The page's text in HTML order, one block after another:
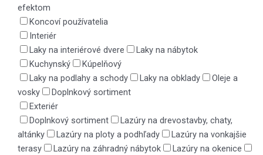
efektom
Koncoví používatelia
Interiér
Laky na interiérové dvere
Laky na nábytok
Kuchynský
Kúpelňový
Laky na podlahy a schody
Laky na obklady
Oleje a
vosky
Doplnkový sortiment
Exteriér
Doplnkový sortiment
Lazúry na drevostavby, chaty,
altánky
Lazúry na ploty a podhľady
Lazúry na vonkajšie
terasy
Lazúry na záhradný nábytok
Lazúry na okenice